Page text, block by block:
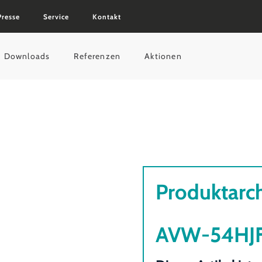
Service Kontakt
Downloads Referenzen Aktionen
AVW-